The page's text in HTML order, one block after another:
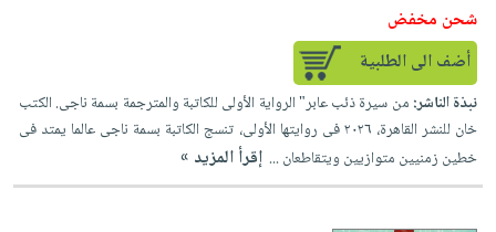
والتخزين
أدوات
المطبخ
اكسسوارات
كتب
اكسسوارات
منزلية
اكسسوارات
ملابس
مختارة
اشتراكات
كل
الاشتراكات
صندوق
القراءة
iKitab
بلا
بحث
متقدم
شحن مخفض
أضف الى الطلبية
نبذة الناشر: من سيرة ذئب عابر" الرواية الأولى للكاتبة والمترجمة بسمة ناجى. الكتب
خان للنشر القاهرة، ٢٠٢٦ فى روايتها الأولى، تنسج الكاتبة بسمة ناجى عالما يمتد فى
خطين زمنيين متوازيين ويتقاطعان ... إقرأ المزيد »